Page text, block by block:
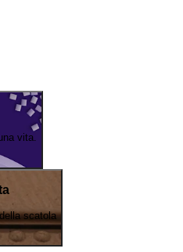
vita.
scatola